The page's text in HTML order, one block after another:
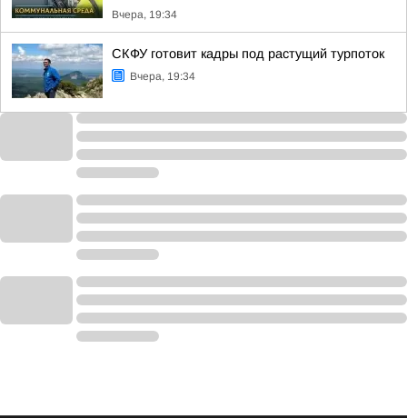
Вчера, 19:34
СКФУ готовит кадры под растущий турпоток
Вчера, 19:34